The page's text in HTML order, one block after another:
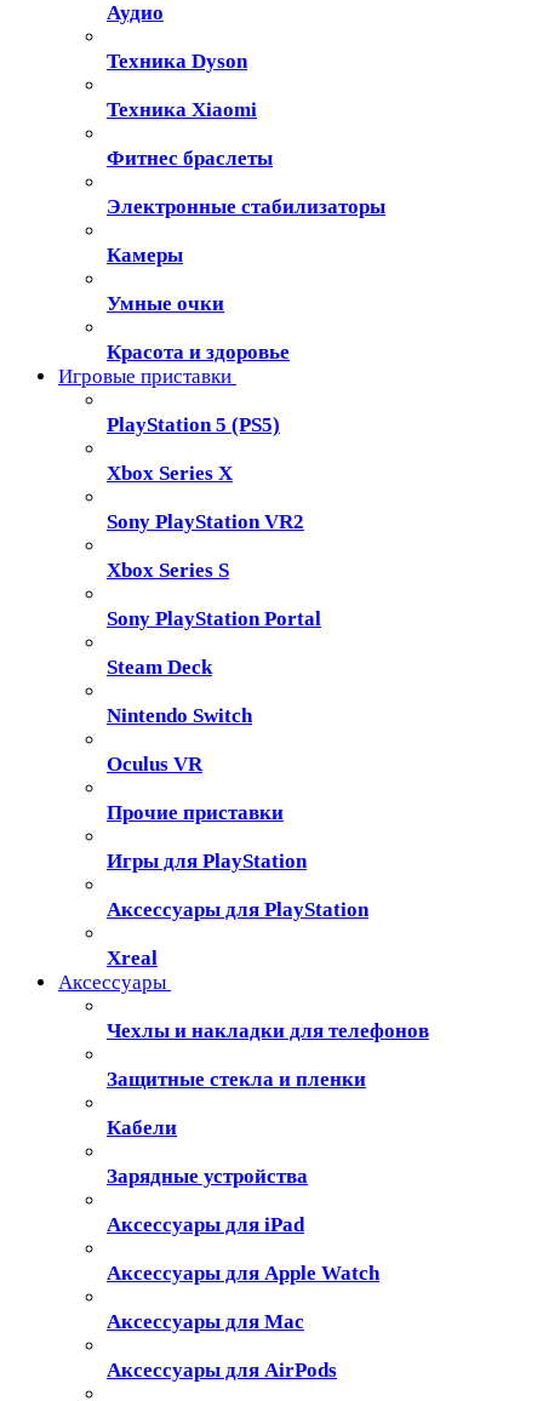
Аудио
Техника Dyson
Техника Xiaomi
Фитнес браслеты
Электронные стабилизаторы
Камеры
Умные очки
Красота и здоровье
Игровые приставки
PlayStation 5 (PS5)
Xbox Series X
Sony PlayStation VR2
Xbox Series S
Sony PlayStation Portal
Steam Deck
Nintendo Switch
Oculus VR
Прочие приставки
Игры для PlayStation
Аксессуары для PlayStation
Xreal
Аксессуары
Чехлы и накладки для телефонов
Защитные стекла и пленки
Кабели
Зарядные устройства
Аксессуары для iPad
Аксессуары для Apple Watch
Аксессуары для Mac
Аксессуары для AirPods